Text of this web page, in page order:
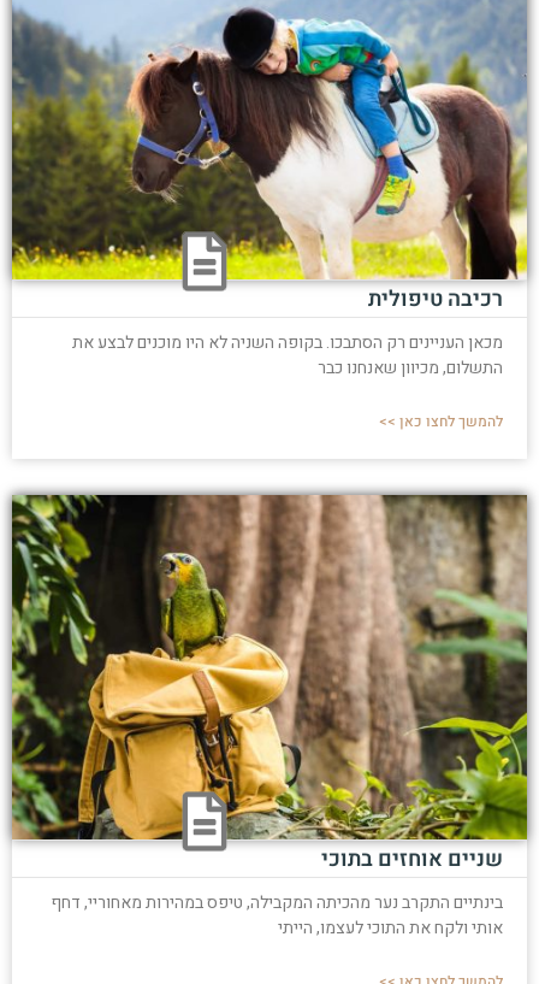
רכיבה טיפולית
מכאן העניינים רק הסתבכו. בקופה השניה לא היו מוכנים לבצע את
התשלום, מכיוון שאנחנו כבר
להמשך לחצו כאן >>
שניים אוחזים בתוכי
בינתיים התקרב נער מהכיתה המקבילה, טיפס במהירות מאחוריי, דחף
אותי ולקח את התוכי לעצמו, הייתי